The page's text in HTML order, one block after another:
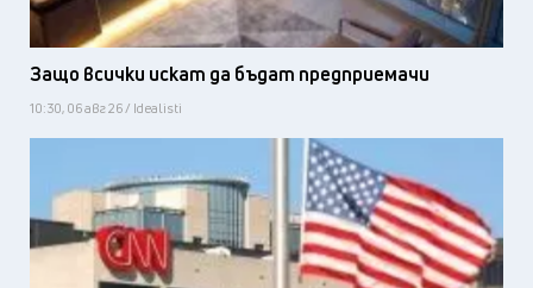
Защо всички искат да бъдат предприемачи
10:30, 06 авг 26 / Idealisti